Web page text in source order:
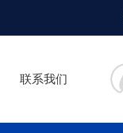
联系我们